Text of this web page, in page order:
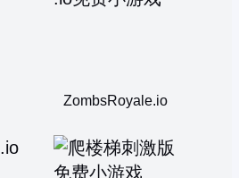
ZombsRoyale.io